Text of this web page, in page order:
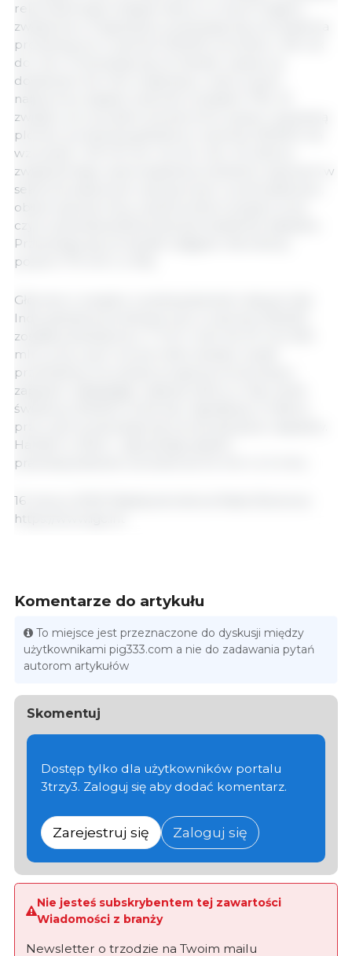
rekompensują mniejsze zbiory w innych krajach,
zwłaszcza w Argentynie, przewiduje się, że światowa
produkcja soi w sezonie 2022/23 wzrośnie o 4% rok
do roku. Przewiduje się, że handel, oparty na
dostawach do Chin, Argentyny i wielu innych
nabywców, będzie znacznie wzrastał (+7%). W
związku ze wzrostem powierzchni upraw i poprawą
plonów, produkcja globalna w sezonie 2023/24 ma
wzrosnąć o 29 mln ton rok do roku. W obliczu
zwiększonego wykorzystania produktów sojowych w
sektorze paszowym, spożywczym i przemysłowym,
obserwuje się nowy, wysoki poziom popytu, przy
czym prawdopodobne jest gromadzenie zapasów.
Przewiduje się, że handel osiągnie rekordowy
poziom 173 mln t (+4%).
Głównie w związku z podwyższeniem danych dla
Indii, globalna produkcja ryżu w sezonie 2022/23
została podniesiona o 7 mln t m/m do 511 mln (515
mln), przy czym wzrost netto dostaw został
przeniesiony na wyższe prognozy konsumpcji i
zapasów. Zakładając większe zbiory w Azji, wynik
światowy 2023/24 może być największy w historii,
przy czym przewiduje się wzrost spożycia i zapasów.
Handel w 2024 r. (styczeń/grudzień)
prawdopodobnie wzrośnie do 54 mln t (+2 mln).
16 marca, 2023/ Międzynarodowa Rada Zbożowa.
https://www.igc.int
Komentarze do artykułu
To miejsce jest przeznaczone do dyskusji między
użytkownikami pig333.com a nie do zadawania pytań
autorom artykułów
Skomentuj
Dostęp tylko dla użytkowników portalu
3trzy3. Zaloguj się aby dodać komentarz.
Zarejestruj się Zaloguj się
Nie jesteś subskrybentem tej zawartości
Wiadomości z branży
Newsletter o trzodzie na Twoim mailu